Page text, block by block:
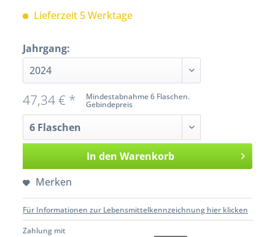
Lieferzeit 5 Werktage
Jahrgang:
Mindestabnahme 6 Flaschen.
Gebindepreis
47,34 € *
In den Warenkorb
Merken
Für Informationen zur Lebensmittelkennzeichnung hier klicken
Zahlung mit